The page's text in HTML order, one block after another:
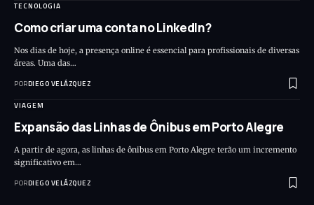
TECNOLOGIA
Como criar uma conta no LinkedIn?
Nos dias de hoje, a presença online é essencial para profissionais de diversas
áreas. Uma das…
PORDIEGO VELÁZQUEZ
VIAGEM
Expansão das Linhas de Ônibus em Porto Alegre
A partir de agora, as linhas de ônibus em Porto Alegre terão um incremento
significativo em…
PORDIEGO VELÁZQUEZ